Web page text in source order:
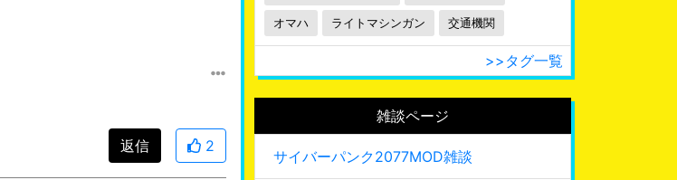
返信 2
オマハ ライトマシンガン 交通機関
>>タグ一覧
雑談ページ
サイバーパンク2077MOD雑談